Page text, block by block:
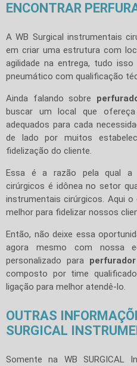
ENCONTRAR
A WB Surgical instrumentais
em criar uma estrutura com
agilidade na entrega, tudo
pneumático com qualificação
Ainda falando sobre
buscar um local que
adequados para cada
de lado por muitos
fidelização do cliente.
Essa é a razão pela qual a
cirúrgicos é idônea no setor
instrumentais cirúrgicos. Aqui
melhor para fidelizar nossos
Então, não deixe essa
agora mesmo com nossa
personalizado para
composto por time
ligação para melhor atendê-lo.
OUTRAS
SURGICAL
Somente na WB SURGICAL